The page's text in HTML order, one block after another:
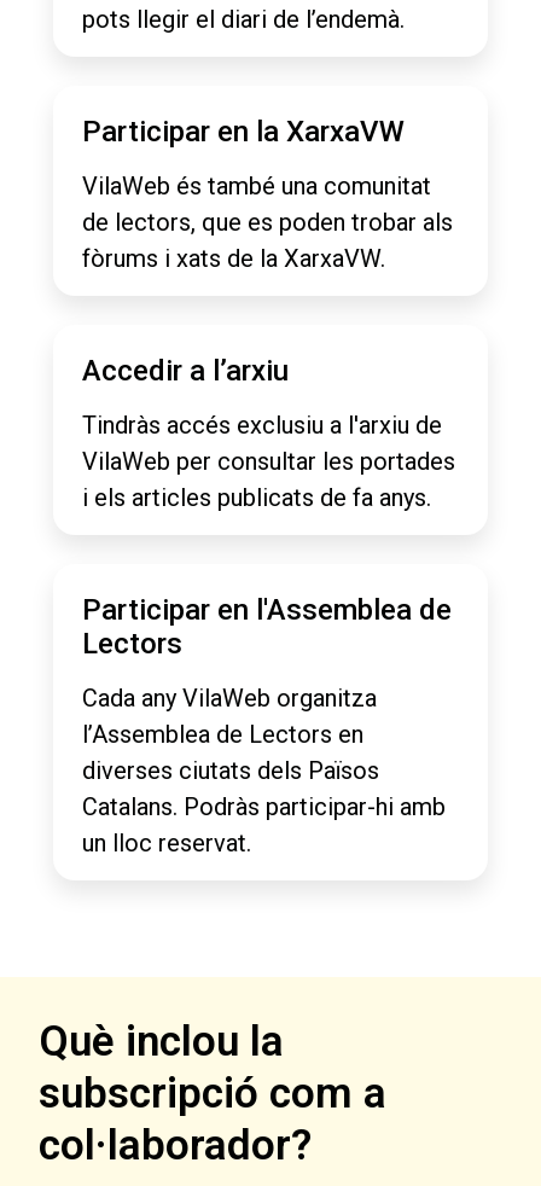
pots llegir el diari de l’endemà.
Participar en la XarxaVW
VilaWeb és també una comunitat
de lectors, que es poden trobar als
fòrums i xats de la XarxaVW.
Accedir a l’arxiu
Tindràs accés exclusiu a l'arxiu de
VilaWeb per consultar les portades
i els articles publicats de fa anys.
Participar en l'Assemblea de
Lectors
Cada any VilaWeb organitza
l’Assemblea de Lectors en
diverses ciutats dels Països
Catalans. Podràs participar-hi amb
un lloc reservat.
Què inclou la
subscripció com a
col·laborador?